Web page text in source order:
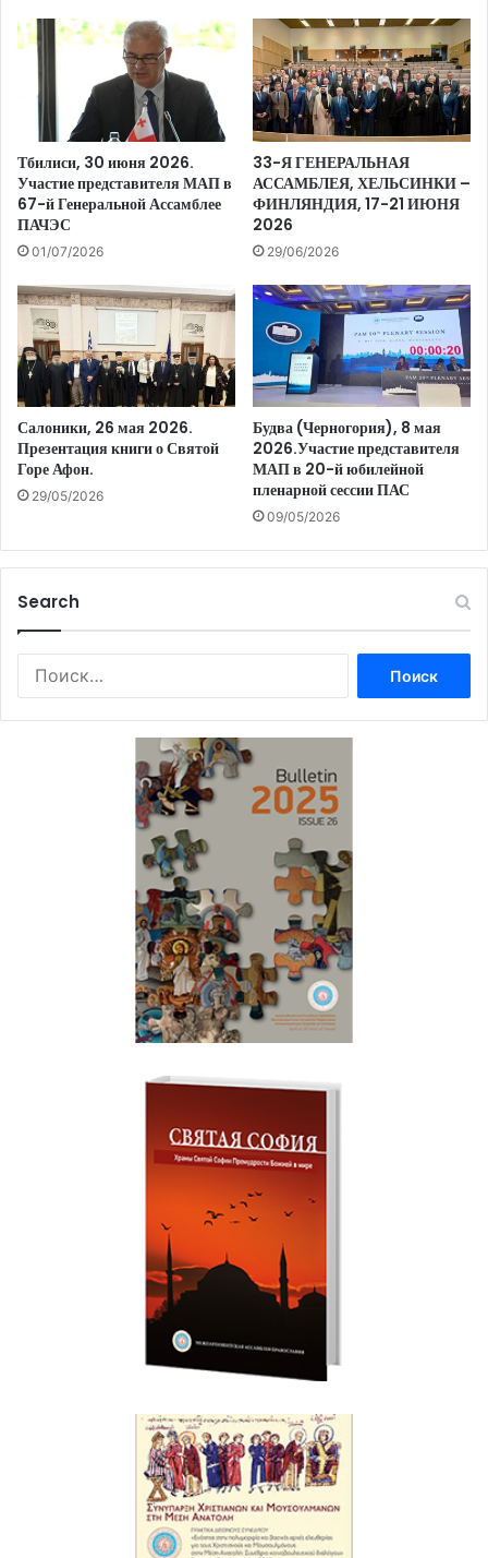
Тбилиси, 30 июня 2026.
Участие представителя МАП в
67-й Генеральной Ассамблее
ПАЧЭС
01/07/2026
33-Я ГЕНЕРАЛЬНАЯ
АССАМБЛЕЯ, ХЕЛЬСИНКИ –
ФИНЛЯНДИЯ, 17-21 ИЮНЯ
2026
29/06/2026
Салоники, 26 мая 2026.
Презентация книги о Святой
Горе Афон.
29/05/2026
Будва (Черногория), 8 мая
2026.Участие представителя
МАП в 20-й юбилейной
пленарной сессии ПАС
09/05/2026
Search